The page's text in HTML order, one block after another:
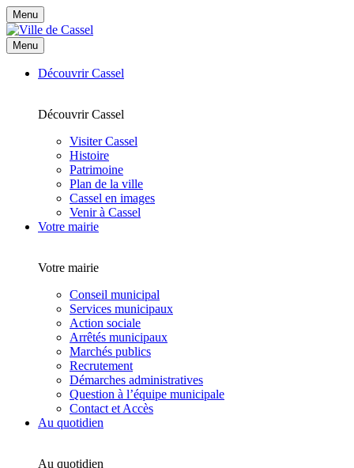
Menu
Menu
Découvrir Cassel
Découvrir Cassel
Visiter Cassel
Histoire
Patrimoine
Plan de la ville
Cassel en images
Venir à Cassel
Votre mairie
Votre mairie
Conseil municipal
Services municipaux
Action sociale
Arrêtés municipaux
Marchés publics
Recrutement
Démarches administratives
Question à l’équipe municipale
Contact et Accès
Au quotidien
Au quotidien